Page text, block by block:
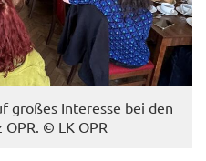
gro­ßes In­ter­es­se bei den
OPR. © LK OPR